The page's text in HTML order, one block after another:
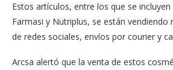
Estos artículos, entre los que se
Farmasi y Nutriplus, se están
de redes sociales, envíos por courier y
Arcsa alertó que la venta de estos